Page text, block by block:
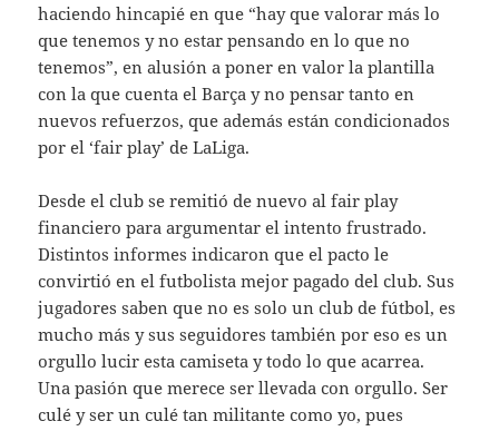
haciendo hincapié en que “hay que valorar más lo
que tenemos y no estar pensando en lo que no
tenemos”, en alusión a poner en valor la plantilla
con la que cuenta el Barça y no pensar tanto en
nuevos refuerzos, que además están condicionados
por el ‘fair play’ de LaLiga.
Desde el club se remitió de nuevo al fair play
financiero para argumentar el intento frustrado.
Distintos informes indicaron que el pacto le
convirtió en el futbolista mejor pagado del club. Sus
jugadores saben que no es solo un club de fútbol, es
mucho más y sus seguidores también por eso es un
orgullo lucir esta camiseta y todo lo que acarrea.
Una pasión que merece ser llevada con orgullo. Ser
culé y ser un culé tan militante como yo, pues